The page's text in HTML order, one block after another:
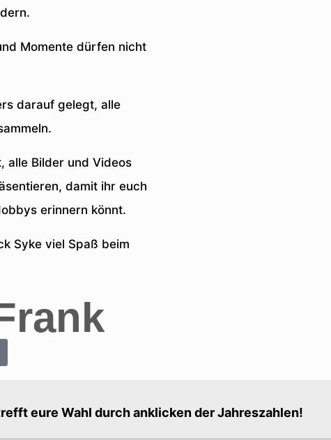
Momente dürfen nicht
darauf gelegt, alle
alle Bilder und Videos
damit ihr euch
erinnern könnt.
Syke viel Spaß beim
eure Wahl durch anklicken der Jahreszahlen!